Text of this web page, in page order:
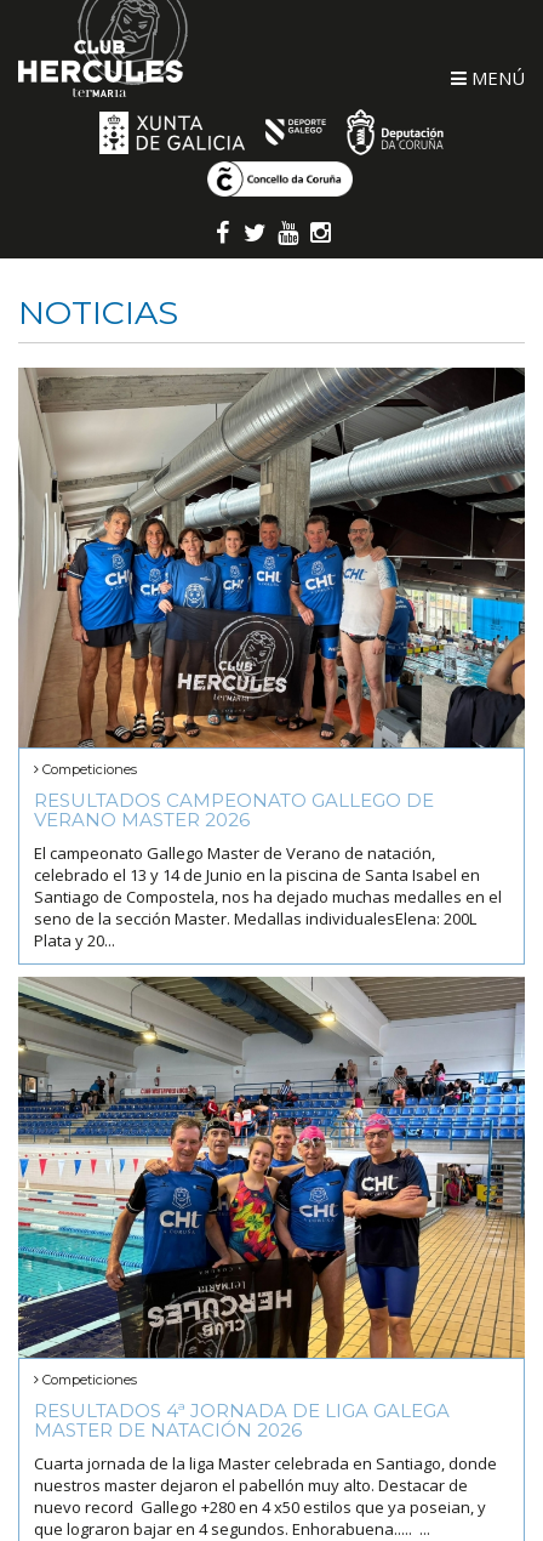
MENÚ
NOTICIAS
Competiciones
RESULTADOS CAMPEONATO GALLEGO DE
VERANO MASTER 2026
El campeonato Gallego Master de Verano de natación,
celebrado el 13 y 14 de Junio en la piscina de Santa Isabel en
Santiago de Compostela, nos ha dejado muchas medalles en el
seno de la sección Master. Medallas individualesElena: 200L
Plata y 20...
Competiciones
RESULTADOS 4ª JORNADA DE LIGA GALEGA
MASTER DE NATACIÓN 2026
Cuarta jornada de la liga Master celebrada en Santiago, donde
nuestros master dejaron el pabellón muy alto. Destacar de
nuevo record Gallego +280 en 4 x50 estilos que ya poseian, y
que lograron bajar en 4 segundos. Enhorabuena..... ...